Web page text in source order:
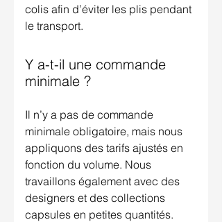
colis afin d’éviter les plis pendant
le transport.
Y a-t-il une commande
minimale ?
Il n’y a pas de commande
minimale obligatoire, mais nous
appliquons des tarifs ajustés en
fonction du volume. Nous
travaillons également avec des
designers et des collections
capsules en petites quantités.